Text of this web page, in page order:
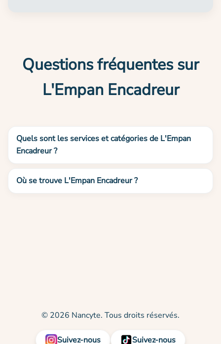
Questions fréquentes sur
L'Empan Encadreur
Quels sont les services et catégories de L'Empan
Encadreur ?
Où se trouve L'Empan Encadreur ?
© 2026 Nancyte. Tous droits réservés.
Suivez-nous Suivez-nous